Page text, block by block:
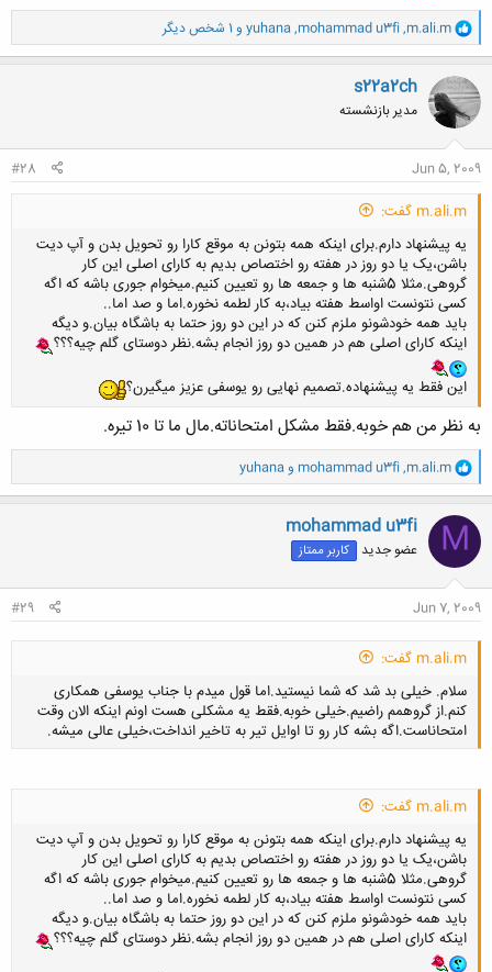
و
ا
ک
ن
ش
ه
ا
m.ali.m
,
mohammad u3fi
,
yuhana و 1 شخص دیگر
s22a2ch
مدیر بازنشسته
Jun 5, 2009
#28
m.ali.m گفت:
یه پیشنهاد دارم.برای اینکه همه بتونن به موقع کارا رو تحویل بدن و آپ دیت
باشن،یک یا دو روز در هفته رو اختصاص بدیم به کارای اصلی این کار
گروهی.مثلا 5شنبه ها و جمعه ها رو تعیین کنیم.میخوام جوری باشه که اگه
کسی نتونست اواسط هفته بیاد،به کار لطمه نخوره.اما و صد اما..
باید همه خودشونو ملزم کنن که در این دو روز حتما به باشگاه بیان.و دیگه
اینکه کارای اصلی هم در همین دو روز انجام بشه.نظر دوستای گلم چیه؟؟؟
این فقط یه پیشنهاده.تصمیم نهایی رو یوسفی عزیز میگیرن؟
به نظر من هم خوبه.فقط مشکل امتحاناته.مال ما تا 10 تیره.
و
ا
ک
ن
ش
ه
ا
m.ali.m
,
mohammad u3fi وyuhana
M
mohammad u3fi
عضو جدید کاربر ممتاز
Jun 7, 2009
#29
m.ali.m گفت:
سلام. خیلی بد شد که شما نیستید.اما قول میدم با جناب یوسفی همکاری
کنم.از گروهمم راضیم.خیلی خوبه.فقط یه مشکلی هست اونم اینکه الان وقت
امتحاناست.اگه بشه کار رو تا اوایل تیر به تاخیر انداخت،خیلی عالی میشه.
کلیک کنید تا باز شود...
m.ali.m گفت:
یه پیشنهاد دارم.برای اینکه همه بتونن به موقع کارا رو تحویل بدن و آپ دیت
باشن،یک یا دو روز در هفته رو اختصاص بدیم به کارای اصلی این کار
گروهی.مثلا 5شنبه ها و جمعه ها رو تعیین کنیم.میخوام جوری باشه که اگه
کسی نتونست اواسط هفته بیاد،به کار لطمه نخوره.اما و صد اما..
باید همه خودشونو ملزم کنن که در این دو روز حتما به باشگاه بیان.و دیگه
اینکه کارای اصلی هم در همین دو روز انجام بشه.نظر دوستای گلم چیه؟؟؟